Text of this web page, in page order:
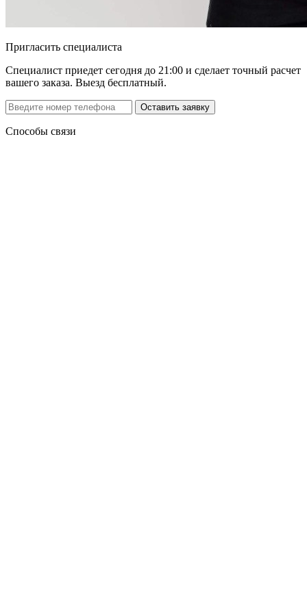
Пригласить специалиста
Специалист приедет сегодня до 21:00 и сделает точный расчет
вашего заказа. Выезд бесплатный.
Способы связи